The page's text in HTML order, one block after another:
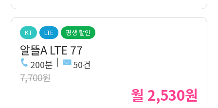
KT LTE 평생 할인
알뜰A LTE 77
200분 50건
7,700원
월 2,530원